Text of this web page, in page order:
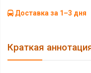
Доставка за 1–3 дня
Краткая